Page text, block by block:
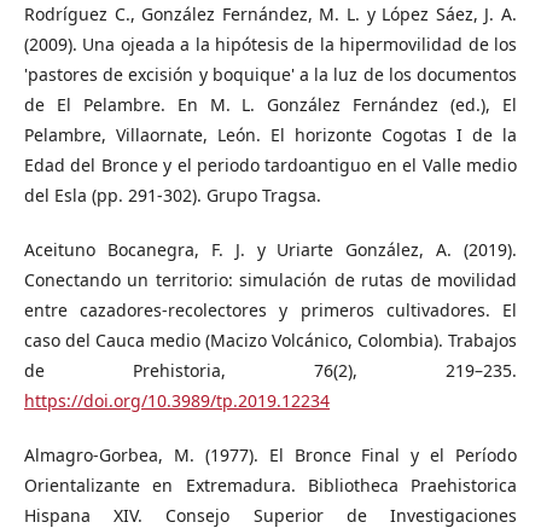
Rodríguez C., González Fernández, M. L. y López Sáez, J. A.
(2009). Una ojeada a la hipótesis de la hipermovilidad de los
'pastores de excisión y boquique' a la luz de los documentos
de El Pelambre. En M. L. González Fernández (ed.), El
Pelambre, Villaornate, León. El horizonte Cogotas I de la
Edad del Bronce y el periodo tardoantiguo en el Valle medio
del Esla (pp. 291-302). Grupo Tragsa.
Aceituno Bocanegra, F. J. y Uriarte González, A. (2019).
Conectando un territorio: simulación de rutas de movilidad
entre cazadores-recolectores y primeros cultivadores. El
caso del Cauca medio (Macizo Volcánico, Colombia). Trabajos
de Prehistoria, 76(2), 219–235.
https://doi.org/10.3989/tp.2019.12234
Almagro-Gorbea, M. (1977). El Bronce Final y el Período
Orientalizante en Extremadura. Bibliotheca Praehistorica
Hispana XIV. Consejo Superior de Investigaciones